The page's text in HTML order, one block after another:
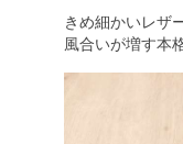
きめ細かいレザ
風合いが増す本